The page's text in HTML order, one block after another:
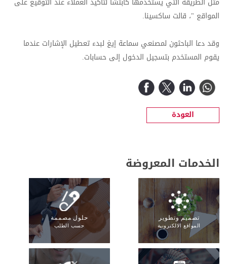
المواقع "، قالت ساكسينا.
وقد دعا الباحثون لمصنعي سماعة إيغ لبدء تعطيل الإشارات عندما
يقوم المستخدم بتسجيل الدخول إلى حسابات.
العودة
الخدمات المعروضة
تصميم وتطوير
المواقع الالكترونية
حلول مصممة
حسب الطلب